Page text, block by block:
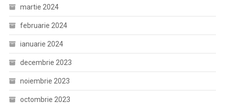
martie 2024
februarie 2024
ianuarie 2024
decembrie 2023
noiembrie 2023
octombrie 2023